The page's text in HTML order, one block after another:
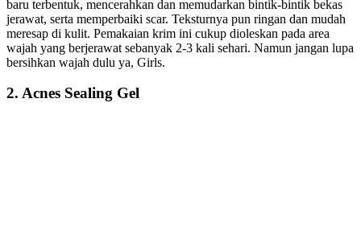
baru terbentuk, mencerahkan dan memudarkan bintik-bintik bekas
jerawat, serta memperbaiki scar. Teksturnya pun ringan dan mudah
meresap di kulit. Pemakaian krim ini cukup dioleskan pada area
wajah yang berjerawat sebanyak 2-3 kali sehari. Namun jangan lupa
bersihkan wajah dulu ya, Girls.
2. Acnes Sealing Gel